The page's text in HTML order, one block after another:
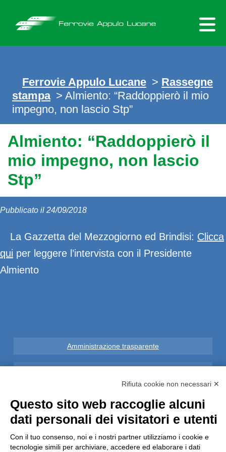
content
Ferrovie Appulo Lucane > Rassegne
stampa > Almiento: “Raddoppierò il mio
impegno, non lascio Stp”
Almiento: “Raddoppierò il
mio impegno, non lascio
Stp”
Pubblicato il 24/09/2018
La Gazzetta del Mezzogiorno ed Brindisi: Clicca
qui per leggere l’intervista con il Presidente
Almiento
Amministrazione trasparente
Informative GDPR (679/2016)
Reclami
Rifiuta cookie non necessari ✕
Questo sito web raccoglie alcuni
dati personali dei visitatori e utenti
Con il tuo consenso, noi e i nostri partner utilizziamo i cookie e
tecnologie simili per archiviare, accedere ed elaborare i dati